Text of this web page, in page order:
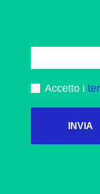
Accetto i
INVIA